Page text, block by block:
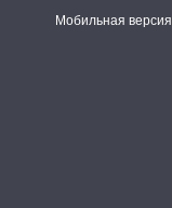
Мобильная версия